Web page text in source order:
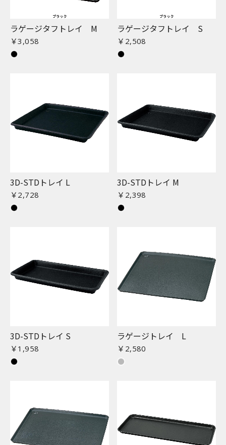
ラゲージタフトレイ M
￥3,058
ラゲージタフトレイ S
￥2,508
3D-STDトレイ L
￥2,728
3D-STDトレイ M
￥2,398
3D-STDトレイ S
￥1,958
ラゲージトレイ L
￥2,580
お買い物を続ける カートへ進む